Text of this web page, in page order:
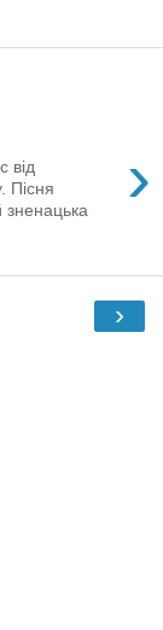
›
від
Пісня
зненацька
›